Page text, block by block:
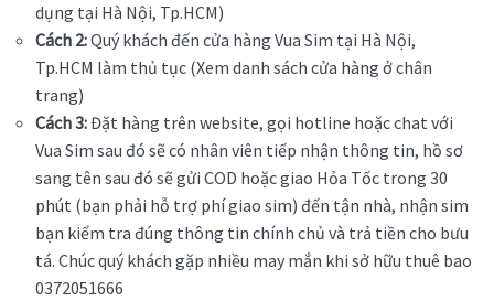
dụng tại Hà Nội, Tp.HCM)
Cách 2:Quý khách đến cửa hàng Vua Sim tại Hà Nội,
Tp.HCM làm thủ tục (Xem danh sách cửa hàng ở chân
trang)
Cách 3:Đặt hàng trên website, gọi hotline hoặc chat với
Vua Sim sau đó sẽ có nhân viên tiếp nhận thông tin, hồ sơ
sang tên sau đó sẽ gửi COD hoặc giao Hỏa Tốc trong 30
phút (bạn phải hỗ trợ phí giao sim) đến tận nhà, nhận sim
bạn kiểm tra đúng thông tin chính chủ và trả tiền cho bưu
tá. Chúc quý khách gặp nhiều may mắn khi sở hữu thuê bao
0372051666